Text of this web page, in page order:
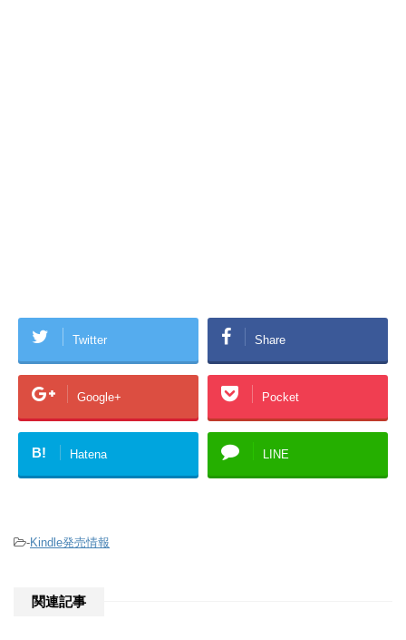
Twitter Share
Google+ Pocket
B! Hatena LINE
-Kindle発売情報
関連記事